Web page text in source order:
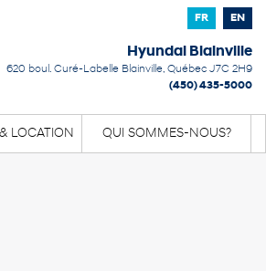
FR EN
Hyundai Blainville
620 boul. Curé-Labelle Blainville, Québec J7C 2H9
(450) 435-5000
LOCATION QUI SOMMES-NOUS?